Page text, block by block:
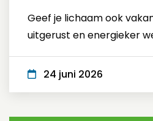
Geef je lichaam ook
uitgerust en energieker
24 juni 2026